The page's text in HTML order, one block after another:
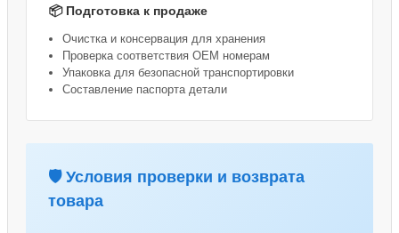
📦 Подготовка к продаже
Очистка и консервация для хранения
Проверка соответствия OEM номерам
Упаковка для безопасной транспортировки
Составление паспорта детали
🛡️ Условия проверки и возврата
товара